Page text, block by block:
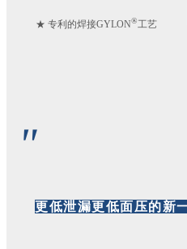
★ 专利的焊接GYLON®工艺
"
更低泄漏更低面压的新